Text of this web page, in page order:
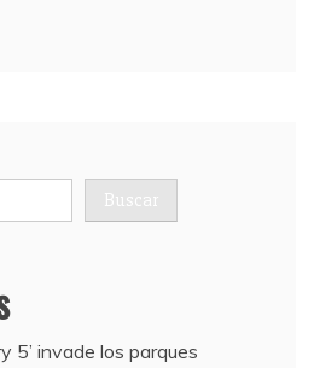
Buscar
5’ invade los parques